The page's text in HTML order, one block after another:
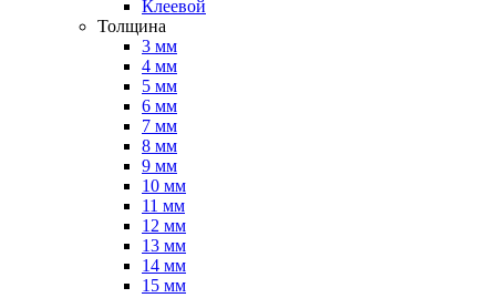
Клеевой
Толщина
3 мм
4 мм
5 мм
6 мм
7 мм
8 мм
9 мм
10 мм
11 мм
12 мм
13 мм
14 мм
15 мм